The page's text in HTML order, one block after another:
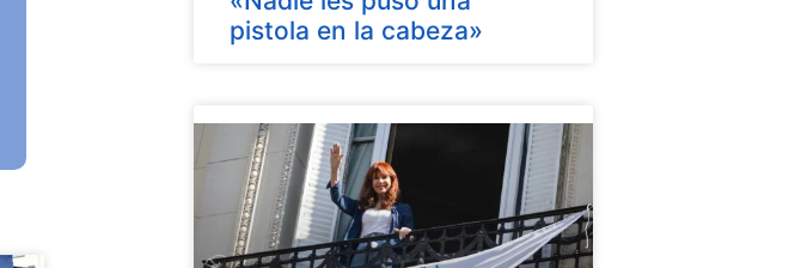
pistola en la cabeza»